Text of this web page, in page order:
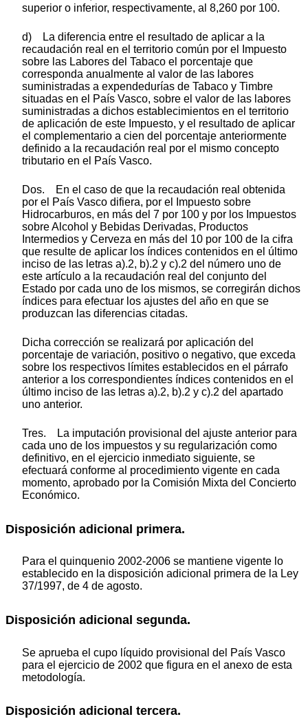
superior o inferior, respectivamente, al 8,260 por 100.
d) La diferencia entre el resultado de aplicar a la
recaudación real en el territorio común por el Impuesto
sobre las Labores del Tabaco el porcentaje que
corresponda anualmente al valor de las labores
suministradas a expendedurías de Tabaco y Timbre
situadas en el País Vasco, sobre el valor de las labores
suministradas a dichos establecimientos en el territorio
de aplicación de este Impuesto, y el resultado de aplicar
el complementario a cien del porcentaje anteriormente
definido a la recaudación real por el mismo concepto
tributario en el País Vasco.
Dos. En el caso de que la recaudación real obtenida
por el País Vasco difiera, por el Impuesto sobre
Hidrocarburos, en más del 7 por 100 y por los Impuestos
sobre Alcohol y Bebidas Derivadas, Productos
Intermedios y Cerveza en más del 10 por 100 de la cifra
que resulte de aplicar los índices contenidos en el último
inciso de las letras a).2, b).2 y c).2 del número uno de
este artículo a la recaudación real del conjunto del
Estado por cada uno de los mismos, se corregirán dichos
índices para efectuar los ajustes del año en que se
produzcan las diferencias citadas.
Dicha corrección se realizará por aplicación del
porcentaje de variación, positivo o negativo, que exceda
sobre los respectivos límites establecidos en el párrafo
anterior a los correspondientes índices contenidos en el
último inciso de las letras a).2, b).2 y c).2 del apartado
uno anterior.
Tres. La imputación provisional del ajuste anterior para
cada uno de los impuestos y su regularización como
definitivo, en el ejercicio inmediato siguiente, se
efectuará conforme al procedimiento vigente en cada
momento, aprobado por la Comisión Mixta del Concierto
Económico.
Disposición adicional primera.
Para el quinquenio 2002-2006 se mantiene vigente lo
establecido en la disposición adicional primera de la Ley
37/1997, de 4 de agosto.
Disposición adicional segunda.
Se aprueba el cupo líquido provisional del País Vasco
para el ejercicio de 2002 que figura en el anexo de esta
metodología.
Disposición adicional tercera.